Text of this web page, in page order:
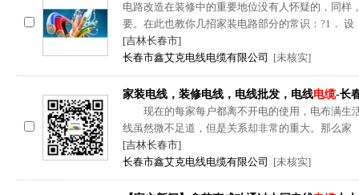
电路改造在装修中的重要地位没有人怀疑的，同样
要。在此也教你几招家装电路部分的常识：?1． 设
[吉林长春市]
长春市鑫艾克电线电缆有限公司
[未核实]
家装电线，装修电线，电线批发，电线电缆-长
现在的每家每户都离不开电的使用，电布满生
线虽然微不足道，但是关系却非常的重大。那么家
[吉林长春市]
长春市鑫艾克电线电缆有限公司
[未核实]